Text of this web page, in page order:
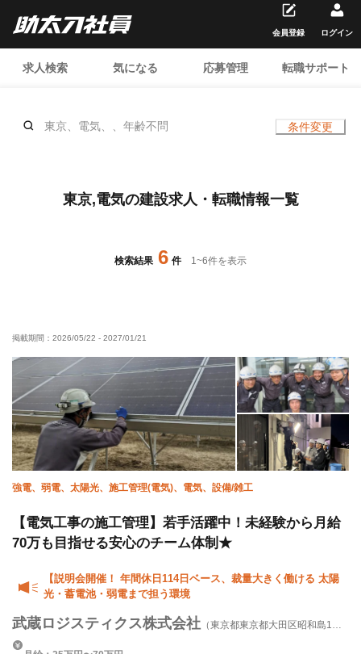
求人検索 気になる 応募管理 転職サポート
会員登録 ログイン
東京、電気、、年齢不問 条件変更
東京,電気の建設求人・転職情報一覧
検索結果 6 件 1~6件を表示
掲載期間： 2026/05/22 - 2027/01/21
強電、弱電、太陽光、施工管理(電気)、電気、設備/雑工
【電気工事の施工管理】若手活躍中！未経験から月給
70万も目指せる安心のチーム体制★
【説明会開催！ 年間休日114日ベース、裁量大きく働ける 太陽
光・蓄電池・弱電まで担う環境
武蔵ロジスティクス株式会社 （東京都東京都大田区昭和島1丁
目2番8号）